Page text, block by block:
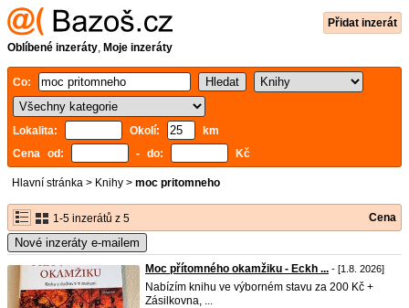
Přidat inzerát
Oblíbené inzeráty, Moje inzeráty
Co:
Lokalita: Okolí:
km
Cena od:
- do: Kč
Hlavní stránka > Knihy > moc pritomneho
1-5 inzerátů z 5 Cena
Nové inzeráty e-mailem
Moc přítomného okamžiku - Eckh ... - [1.8. 2026]
Nabízím knihu ve výborném stavu za 200 Kč +
Zásilkovna, ...